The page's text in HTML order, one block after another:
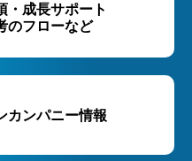
・成長サポート
のフローなど
カンパニー情報